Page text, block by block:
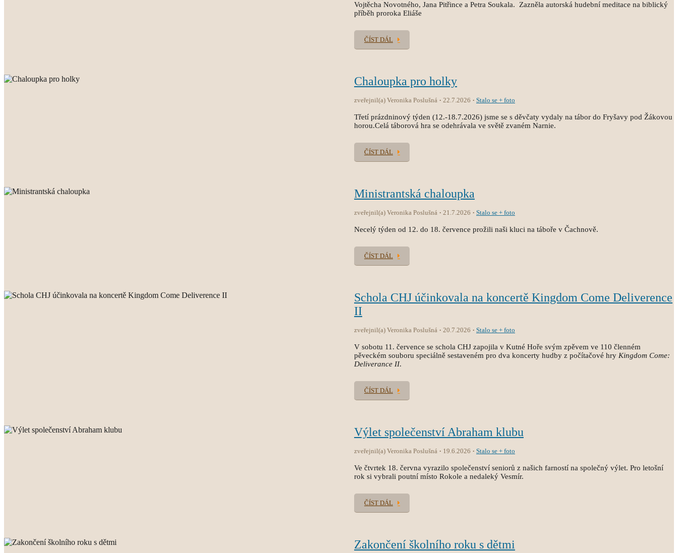
Vojtěcha Novotného, Jana Pitřince a Petra Soukala. Zazněla autorská hudební meditace na biblický
příběh proroka Eliáše
ČÍST DÁL
Chaloupka pro holky
zveřejnil(a) Veronika Poslušná 22.7.2026 Stalo se + foto
Třetí prázdninový týden (12.-18.7.2026) jsme se s děvčaty vydaly na tábor do Fryšavy pod Žákovou
horou.Celá táborová hra se odehrávala ve světě zvaném Narnie.
ČÍST DÁL
Ministrantská chaloupka
zveřejnil(a) Veronika Poslušná 21.7.2026 Stalo se + foto
Necelý týden od 12. do 18. července prožili naši kluci na táboře v Čachnově.
ČÍST DÁL
Schola CHJ účinkovala na koncertě Kingdom Come Deliverence
II
zveřejnil(a) Veronika Poslušná 20.7.2026 Stalo se + foto
V sobotu 11. července se schola CHJ zapojila v Kutné Hoře svým zpěvem ve 110 členném
pěveckém souboru speciálně sestaveném pro dva koncerty hudby z počítačové hry Kingdom Come:
Deliverance II.
ČÍST DÁL
Výlet společenství Abraham klubu
zveřejnil(a) Veronika Poslušná 19.6.2026 Stalo se + foto
Ve čtvrtek 18. června vyrazilo společenství seniorů z našich farností na společný výlet. Pro letošní
rok si vybrali poutní místo Rokole a nedaleký Vesmír.
ČÍST DÁL
Zakončení školního roku s dětmi